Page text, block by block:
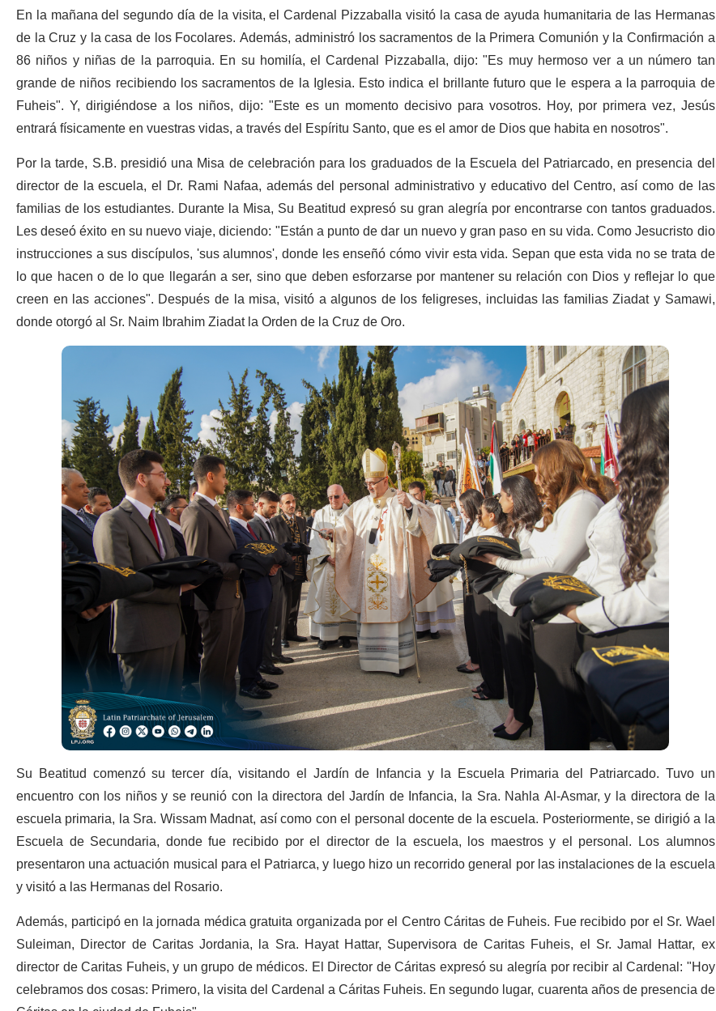
En la mañana del segundo día de la visita, el Cardenal Pizzaballa visitó la casa de ayuda humanitaria de las Hermanas
de la Cruz y la casa de los Focolares. Además, administró los sacramentos de la Primera Comunión y la Confirmación a
86 niños y niñas de la parroquia. En su homilía, el Cardenal Pizzaballa, dijo: "Es muy hermoso ver a un número tan
grande de niños recibiendo los sacramentos de la Iglesia. Esto indica el brillante futuro que le espera a la parroquia de
Fuheis". Y, dirigiéndose a los niños, dijo: "Este es un momento decisivo para vosotros. Hoy, por primera vez, Jesús
entrará físicamente en vuestras vidas, a través del Espíritu Santo, que es el amor de Dios que habita en nosotros".
Por la tarde, S.B. presidió una Misa de celebración para los graduados de la Escuela del Patriarcado, en presencia del
director de la escuela, el Dr. Rami Nafaa, además del personal administrativo y educativo del Centro, así como de las
familias de los estudiantes. Durante la Misa, Su Beatitud expresó su gran alegría por encontrarse con tantos graduados.
Les deseó éxito en su nuevo viaje, diciendo: "Están a punto de dar un nuevo y gran paso en su vida. Como Jesucristo dio
instrucciones a sus discípulos, 'sus alumnos', donde les enseñó cómo vivir esta vida. Sepan que esta vida no se trata de
lo que hacen o de lo que llegarán a ser, sino que deben esforzarse por mantener su relación con Dios y reflejar lo que
creen en las acciones". Después de la misa, visitó a algunos de los feligreses, incluidas las familias Ziadat y Samawi,
donde otorgó al Sr. Naim Ibrahim Ziadat la Orden de la Cruz de Oro.
Su Beatitud comenzó su tercer día, visitando el Jardín de Infancia y la Escuela Primaria del Patriarcado. Tuvo un
encuentro con los niños y se reunió con la directora del Jardín de Infancia, la Sra. Nahla Al-Asmar, y la directora de la
escuela primaria, la Sra. Wissam Madnat, así como con el personal docente de la escuela. Posteriormente, se dirigió a la
Escuela de Secundaria, donde fue recibido por el director de la escuela, los maestros y el personal. Los alumnos
presentaron una actuación musical para el Patriarca, y luego hizo un recorrido general por las instalaciones de la escuela
y visitó a las Hermanas del Rosario.
Además, participó en la jornada médica gratuita organizada por el Centro Cáritas de Fuheis. Fue recibido por el Sr. Wael
Suleiman, Director de Caritas Jordania, la Sra. Hayat Hattar, Supervisora de Caritas Fuheis, el Sr. Jamal Hattar, ex
director de Caritas Fuheis, y un grupo de médicos. El Director de Cáritas expresó su alegría por recibir al Cardenal: "Hoy
celebramos dos cosas: Primero, la visita del Cardenal a Cáritas Fuheis. En segundo lugar, cuarenta años de presencia de